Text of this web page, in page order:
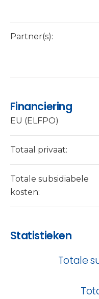
Partner(s):
Financiering
EU (ELFPO)
Totaal privaat:
Totale subsidiabele
kosten:
Statistieken
Totale